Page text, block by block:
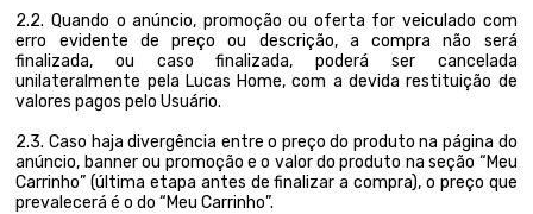
2.2. Quando o anúncio, promoção ou oferta for veiculado com
erro evidente de preço ou descrição, a compra não será
finalizada, ou caso finalizada, poderá ser cancelada
unilateralmente pela Lucas Home, com a devida restituição de
valores pagos pelo Usuário.
2.3. Caso haja divergência entre o preço do produto na página do
anúncio, banner ou promoção e o valor do produto na seção “Meu
Carrinho” (última etapa antes de finalizar a compra), o preço que
prevalecerá é o do “Meu Carrinho”.